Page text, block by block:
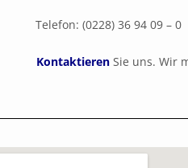
Telefon: (0228) 36 94
KontaktierenSie uns. Wir